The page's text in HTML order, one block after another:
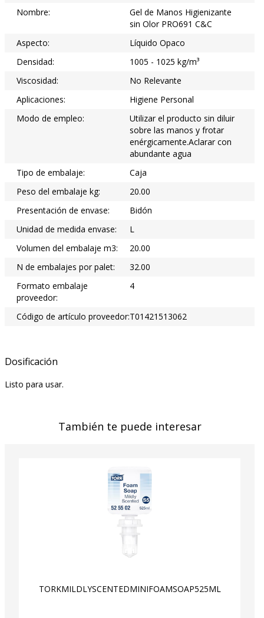
Nombre:
Gel de Manos Higienizante
sin Olor PRO691 C&C
Aspecto:
Líquido Opaco
Densidad:
1005 - 1025 kg/m³
Viscosidad:
No Relevante
Aplicaciones:
Higiene Personal
Modo de empleo:
Utilizar el producto sin diluir
sobre las manos y frotar
enérgicamente.Aclarar con
abundante agua
Tipo de embalaje:
Caja
Peso del embalaje kg:
20.00
Presentación de envase:
Bidón
Unidad de medida envase:
L
Volumen del embalaje m3:
20.00
N de embalajes por palet:
32.00
Formato embalaje
proveedor:
4
Código de artículo proveedor:T01421513062
Dosificación
Listo para usar.
También te puede interesar
TORKMILDLYSCENTEDMINIFOAMSOAP525ML